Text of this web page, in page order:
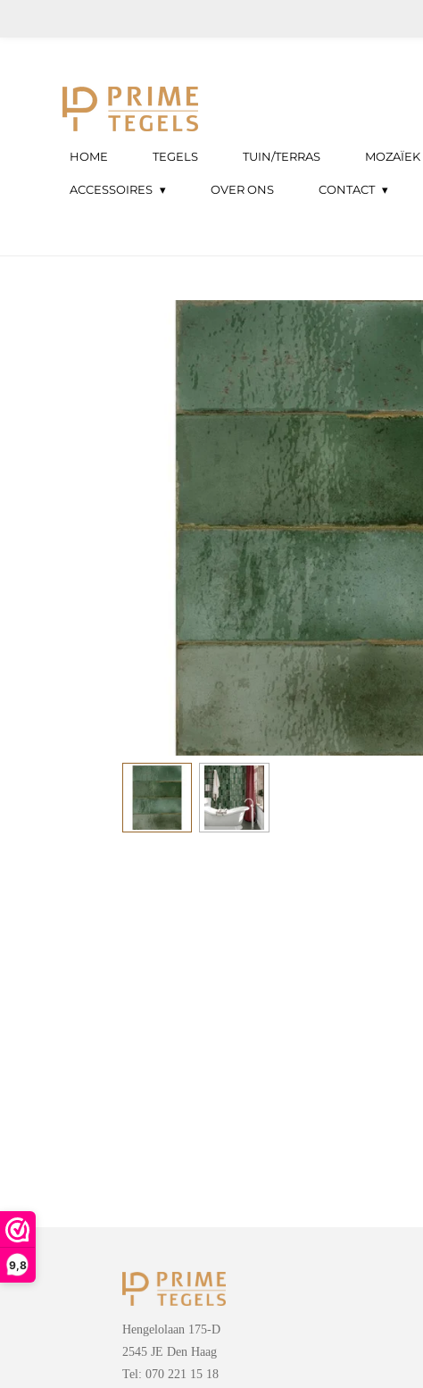
9,8
hoofdinhoud
HOME TEGELS TUIN/TERRAS MOZAÏEK
ACCESSOIRES OVER ONS CONTACT
Hengelolaan 175-D
2545 JE Den Haag
Tel: 070 221 15 18